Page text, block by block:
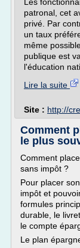
patronal, cet
privé. Par
un taux
même
publique est
l'éducation
Lire la suite
Site : http://
Comment
le plus
Comment
sans impôt ?
Pour placer
impôt et
formules
durable, le
le compte
Le plan